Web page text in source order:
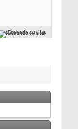
Răspunde cu citat